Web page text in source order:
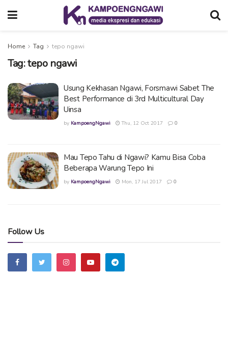
Home Tag tepo ngawi
Tag:tepo ngawi
Usung Kekhasan Ngawi, Forsmawi Sabet The
Best Performance di 3rd Multicultural Day
Uinsa
by KampoengNgawi Thu, 12 Oct 2017 0
Mau Tepo Tahu di Ngawi? Kamu Bisa Coba
Beberapa Warung Tepo Ini
by KampoengNgawi Mon, 17 Jul 2017 0
Follow Us